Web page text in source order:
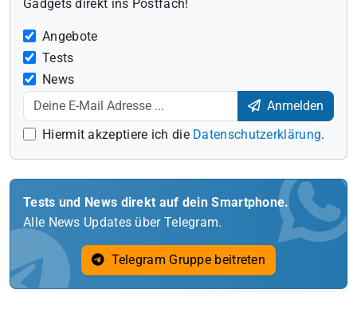
Gadgets direkt ins Postfach!
Angebote
Tests
News
Anmelden
Hiermit akzeptiere ich die Datenschutzerklärung.
Tests und News direkt auf dein Smartphone.
Alle News Updates über Telegram.
Telegram Gruppe beitreten